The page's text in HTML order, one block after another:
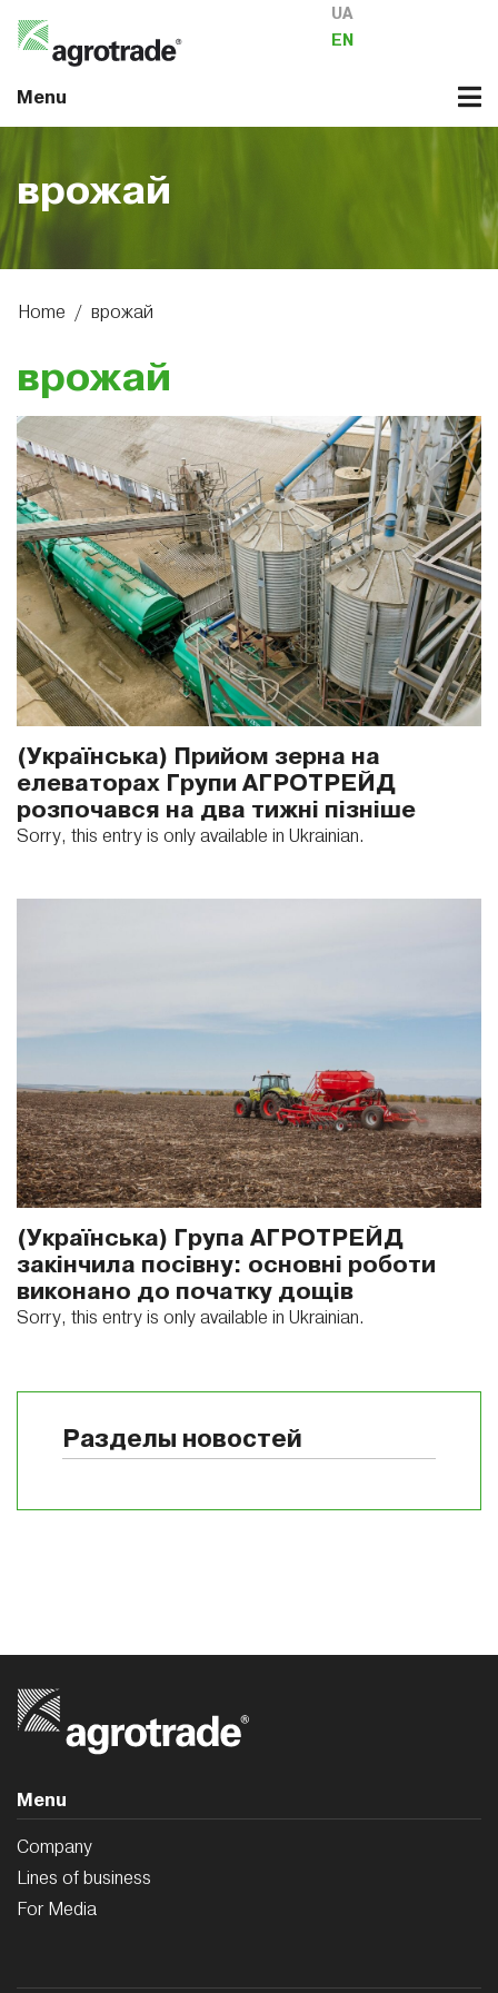
Menu
UA
EN
врожай
Home / врожай
врожай
(Українська) Прийом зерна на
елеваторах Групи АГРОТРЕЙД
розпочався на два тижні пізніше
Sorry, this entry is only available in Ukrainian.
(Українська) Група АГРОТРЕЙД
закінчила посівну: основні роботи
виконано до початку дощів
Sorry, this entry is only available in Ukrainian.
Разделы новостей
Menu
Company
Lines of business
For Media